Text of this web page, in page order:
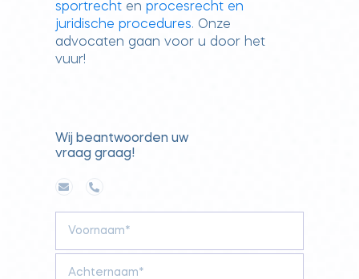
sportrechten procesrecht en
juridische procedures. Onze
advocaten gaan voor u door het
vuur!
Wij beantwoorden uw
vraag graag!